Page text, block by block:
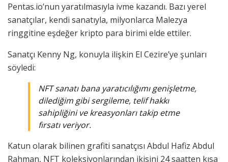
Pentas.io’nun yaratılmasıyla ivme kazandı. Bazı yerel
sanatçılar, kendi sanatıyla, milyonlarca Malezya
ringgitine eşdeğer kripto para birimi elde ettiler.
Sanatçı Kenny Ng, konuyla ilişkin El Cezire’ye şunları
söyledi:
NFT sanatı bana yaratıcılığımı genişletme,
dilediğim gibi sergileme, telif hakkı
sahipliğini ve kreasyonları takip etme
fırsatı veriyor.
Katun olarak bilinen grafiti sanatçısı Abdul Hafiz Abdul
Rahman, NFT koleksiyonlarından ikisini 24 saatten kısa